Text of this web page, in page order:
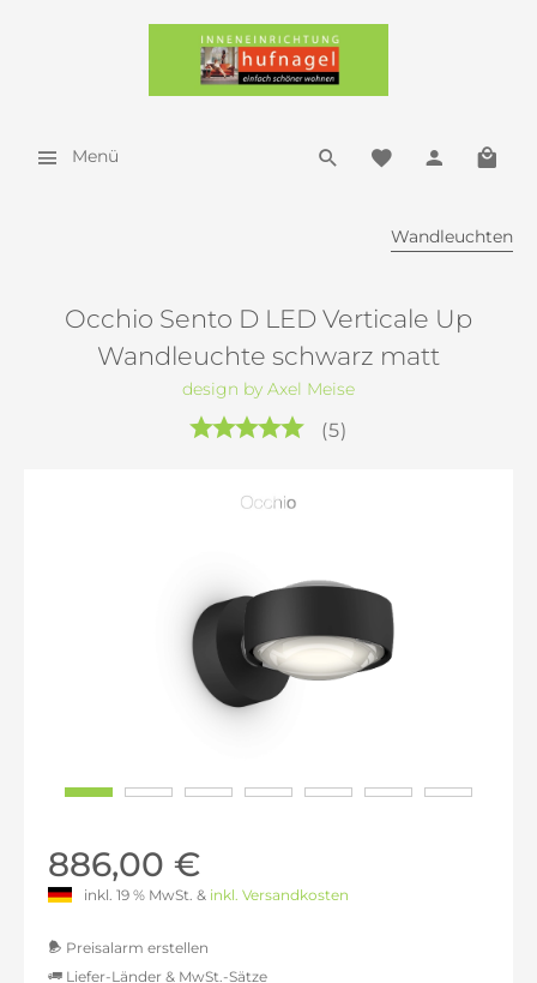
Menü
Wandleuchten
Occhio Sento D LED Verticale Up
Wandleuchte schwarz matt
design by Axel Meise
(5)
886,00 €
inkl. 19 % MwSt. & inkl. Versandkosten
Preisalarm erstellen
Liefer-Länder & MwSt.-Sätze